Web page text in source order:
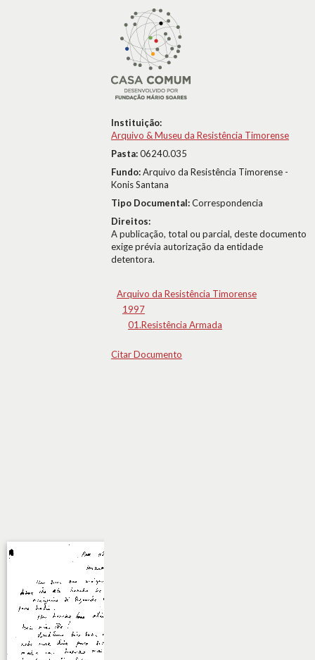
Instituição:
Arquivo & Museu da Resistência Timorense
Pasta:06240.035
Fundo:Arquivo da Resistência Timorense -
Konis Santana
Tipo Documental:Correspondencia
Direitos:
A publicação, total ou parcial, deste documento
exige prévia autorização da entidade
detentora.
Arquivo da Resistência Timorense
1997
01.Resistência Armada
Citar Documento